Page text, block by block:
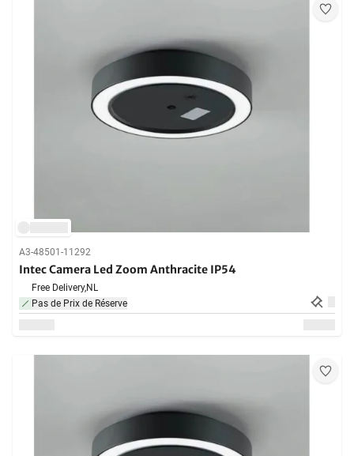
A3-48501-11292
Intec Camera Led Zoom Anthracite IP54
Free Delivery,NL
Pas de Prix de Réserve